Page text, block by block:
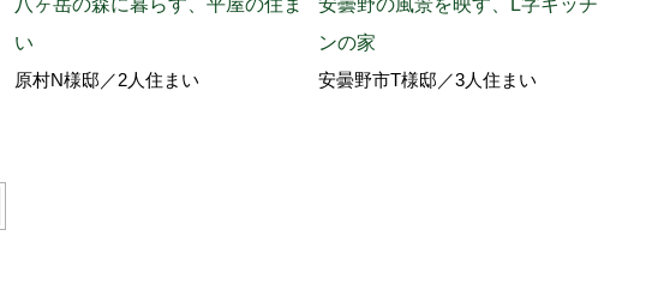
八ヶ岳の森に暮らす、平屋の住ま
い
原村N様邸／2人住まい
安曇野の風景を映す、L字キッチ
ンの家
安曇野市T様邸／3人住まい